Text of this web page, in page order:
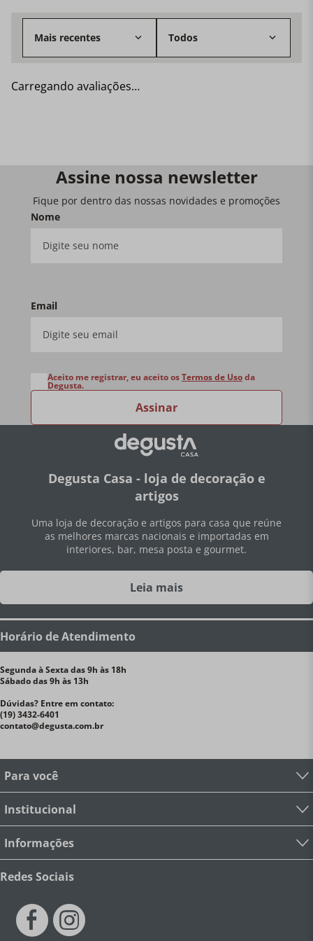
Mais recentes Todos
Carregando avaliações…
Assine nossa newsletter
Fique por dentro das nossas novidades e promoções
Nome
Email
Assinar
Aceito me registrar, eu aceito osTermos de Usoda
Degusta.
Degusta Casa - loja de decoração e
artigos
Uma loja de decoração e artigos para casa que reúne
as melhores marcas nacionais e importadas em
interiores, bar, mesa posta e gourmet.
Leia mais
Horário de Atendimento
Segunda à Sexta das 9h às 18h
Sábado das 9h às 13h
Dúvidas? Entre em contato:
(19) 3432-6401
contato@degusta.com.br
Para você
Institucional
Informações
Redes Sociais